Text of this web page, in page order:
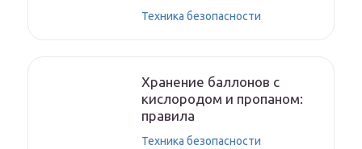
Техника безопасности
Хранение баллонов с
кислородом и пропаном:
правила
Техника безопасности